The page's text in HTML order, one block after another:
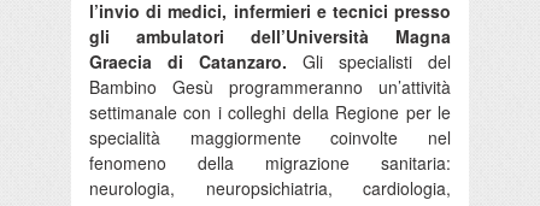
l’invio di medici, infermieri e tecnici presso
gli ambulatori dell’Università Magna
Graecia di Catanzaro. Gli specialisti del
Bambino Gesù programmeranno un’attività
settimanale con i colleghi della Regione per le
specialità maggiormente coinvolte nel
fenomeno della migrazione sanitaria:
neurologia, neuropsichiatria, cardiologia,